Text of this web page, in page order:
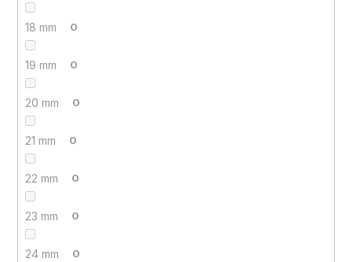
18 mm 0
19 mm 0
20 mm 0
21 mm 0
22 mm 0
23 mm 0
24 mm 0